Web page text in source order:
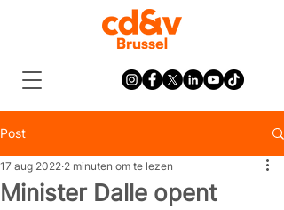
Post
Minister Dalle opent
17 aug 2022 2 minuten om te lezen